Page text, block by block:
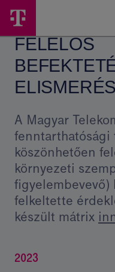
Felelős
befektetés
elismerések
Magyar
csoport
Főmenü
lehetőségek
FELELŐS
A Magyar
köszönhetően
környezeti
felkeltette
készült mátrix
2023